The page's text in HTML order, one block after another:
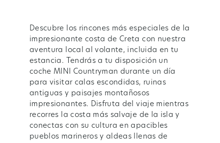
Descubre los rincones más especiales de la
impresionante costa de Creta con nuestra
aventura local al volante, incluida en tu
estancia. Tendrás a tu disposición un
coche MINI Countryman durante un día
para visitar calas escondidas, ruinas
antiguas y paisajes montañosos
impresionantes. Disfruta del viaje mientras
recorres la costa más salvaje de la isla y
conectas con su cultura en apacibles
pueblos marineros y aldeas llenas de